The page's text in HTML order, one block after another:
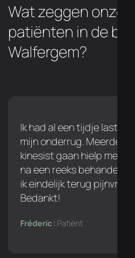
Wat zeggen onze
patiënten in de
Walfergem?
Ik had al een tijdje last
mijn onderrug. Meerdere
kinesist gaan hielp me
na een reeks
ik eindelijk terug pijnvrij
Bedankt!
Fréderic| Patiënt